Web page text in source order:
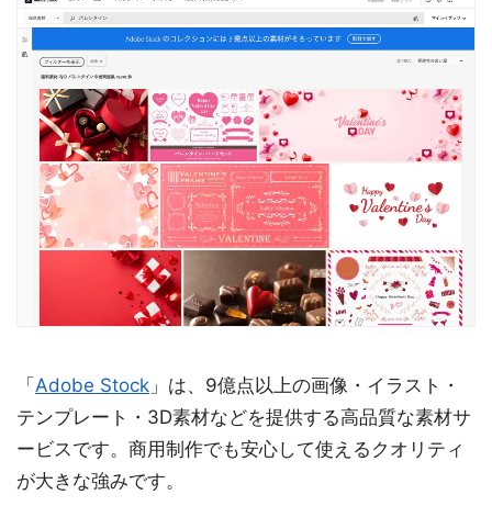
「 Adobe Stock 」は、9億点以上の画像・イラスト・
テンプレート・3D素材などを提供する高品質な素材サ
ービスです。商用制作でも安心して使えるクオリティ
が大きな強みです。